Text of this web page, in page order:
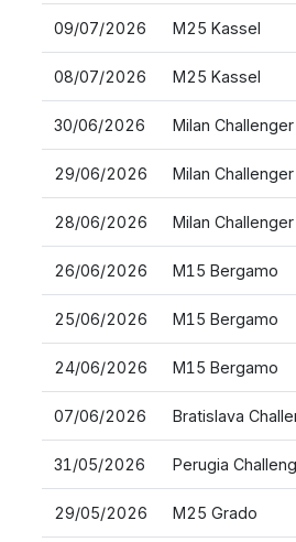
09/07/2026 M25 Kassel
08/07/2026 M25 Kassel
30/06/2026 Milan Challenger
29/06/2026 Milan Challenger
28/06/2026 Milan Challenger
26/06/2026 M15 Bergamo
25/06/2026 M15 Bergamo
24/06/2026 M15 Bergamo
07/06/2026 Bratislava
31/05/2026 Perugia
29/05/2026 M25 Grado